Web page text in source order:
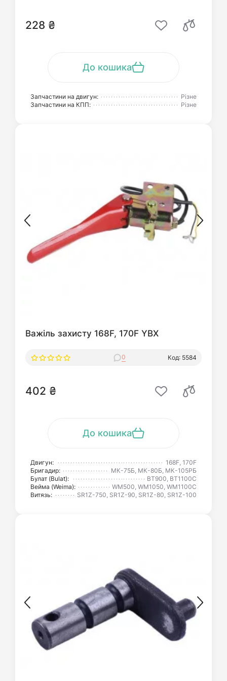
228 ₴
До кошика
Запчастини на двигун:
Різне
Запчастини на КПП:
Різне
Важіль захисту 168F, 170F YBX
0 Код: 5584
402 ₴
До кошика
Двигун:
168F, 170F
Бригадир:
МК-75Б, МК-80Б, МК-105РБ
Булат (Bulat):
BT900, BT1100C
Вейма (Weima):
WM500, WM1050, WM1100C
Витязь:
SR1Z-750, SR1Z-90, SR1Z-80, SR1Z-100